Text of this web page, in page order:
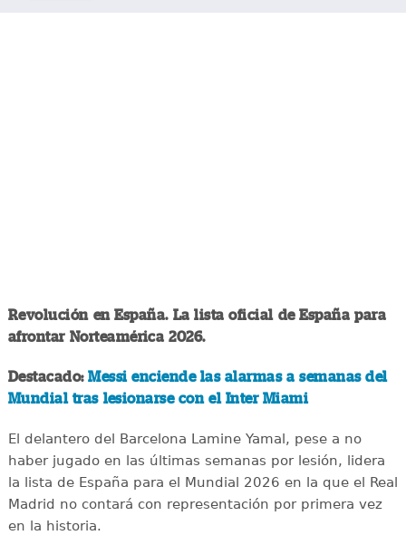
Revolución en España. La lista oficial de España para
afrontar Norteamérica 2026.
Destacado:Messi enciende las alarmas a semanas del
Mundial tras lesionarse con el Inter Miami
El delantero del Barcelona Lamine Yamal, pese a no
haber jugado en las últimas semanas por lesión, lidera
la lista de España para el Mundial 2026 en la que el Real
Madrid no contará con representación por primera vez
en la historia.